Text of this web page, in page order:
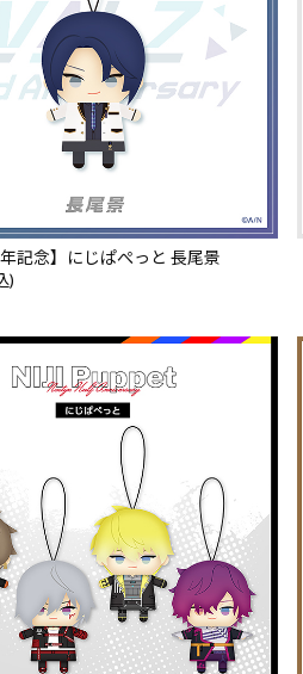
年記念】にじぱぺっと 長尾景
)